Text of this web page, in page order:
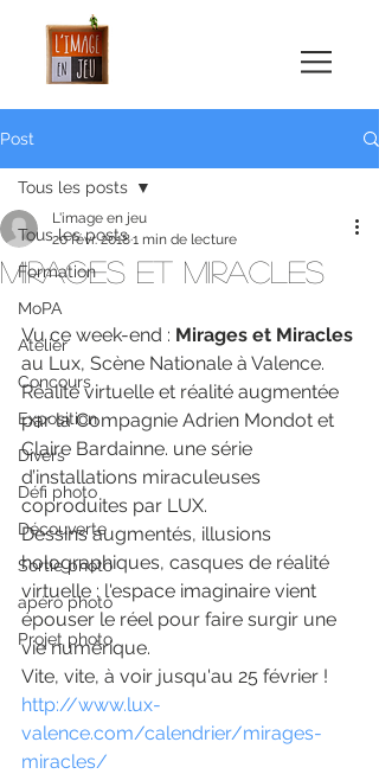
Post
Tous les posts
Formation
MoPA
Atelier
Concours
Exposition
Divers
Défi photo
Découverte
Sortie photo
apéro photo
Projet photo
Tous les posts
Mirages et Miracles
L'image en jeu
20 févr. 20181 min de lecture
Vu ce week-end : Mirages et Miracles
au Lux, Scène Nationale à Valence.
Réalité virtuelle et réalité augmentée
par la Compagnie Adrien Mondot et
Claire Bardainne. une série
d’installations miraculeuses
coproduites par LUX.
Dessins augmentés, illusions
holographiques, casques de réalité
virtuelle : l'espace imaginaire vient
épouser le réel pour faire surgir une
vie numérique.
Vite, vite, à voir jusqu'au 25 février !
http://www.lux-
valence.com/calendrier/mirages-
miracles/